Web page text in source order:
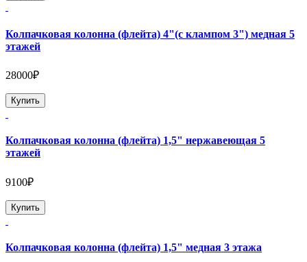
Колпачковая колонна (флейта) 4"(с клампом 3") медная 5
этажей
28000₽
Купить
Колпачковая колонна (флейта) 1,5" нержавеющая 5
этажей
9100₽
Купить
Колпачковая колонна (флейта) 1,5" медная 3 этажа